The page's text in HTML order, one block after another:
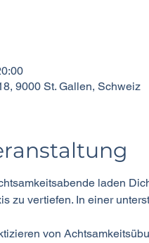
9000 St. Gallen, Schweiz
laden
zu vertiefen. In einer
von